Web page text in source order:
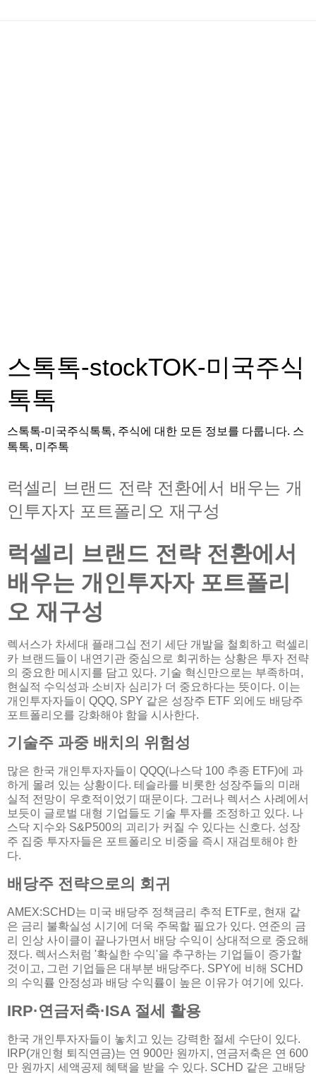
스톡톡-stockTOK-미국주식
톡톡
스톡톡-미국주식톡톡, 주식에 대한 모든 정보를 다룹니다. 스
톡톡, 미주톡
럭셀리 브랜드 전략 전환에서 배우는 개
인투자자 포트폴리오 재구성
럭셀리 브랜드 전략 전환에서
배우는 개인투자자 포트폴리
오 재구성
렉서스가 차세대 플래그십 전기 세단 개발을 철회하고 럭셀리
카 브랜드들이 내연기관 중심으로 회귀하는 상황은 투자 전략
의 중요한 메시지를 담고 있다. 기술 혁신만으로는 부족하며,
현실적 수익성과 소비자 심리가 더 중요하다는 뜻이다. 이는
개인투자자들이 QQQ, SPY 같은 성장주 ETF 외에도 배당주
포트폴리오를 강화해야 함을 시사한다.
기술주 과중 배치의 위험성
많은 한국 개인투자자들이 QQQ(나스닥 100 추종 ETF)에 과
하게 몰려 있는 상황이다. 테슬라를 비롯한 성장주들의 미래
실적 전망이 우호적이었기 때문이다. 그러나 렉서스 사례에서
보듯이 글로벌 대형 기업들도 기술 투자를 조정하고 있다. 나
스닥 지수와 S&P500의 괴리가 커질 수 있다는 신호다. 성장
주 집중 투자자들은 포트폴리오 비중을 즉시 재검토해야 한
다.
배당주 전략으로의 회귀
AMEX:SCHD는 미국 배당주 정책금리 추적 ETF로, 현재 같
은 금리 불확실성 시기에 더욱 주목할 필요가 있다. 연준의 금
리 인상 사이클이 끝나가면서 배당 수익이 상대적으로 중요해
졌다. 렉서스처럼 '확실한 수익'을 추구하는 기업들이 증가할
것이고, 그런 기업들은 대부분 배당주다. SPY에 비해 SCHD
의 수익률 안정성과 배당 수익률이 높은 이유가 여기에 있다.
IRP·연금저축·ISA 절세 활용
한국 개인투자자들이 놓치고 있는 강력한 절세 수단이 있다.
IRP(개인형 퇴직연금)는 연 900만 원까지, 연금저축은 연 600
만 원까지 세액공제 혜택을 받을 수 있다. SCHD 같은 고배당